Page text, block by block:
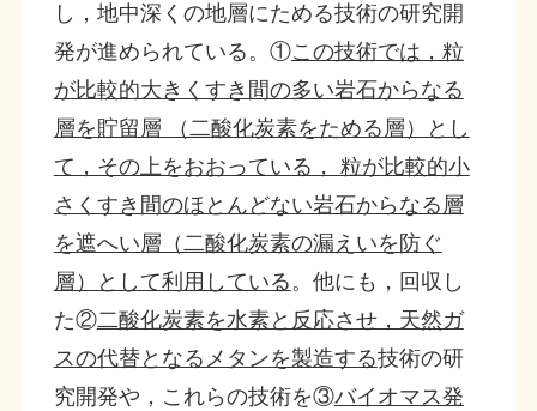
し，地中深くの地層にためる技術の研究開
発が進められている。①この技術では，粒
が比較的大きくすき間の多い岩石からなる
層を貯留層 （二酸化炭素をためる層）とし
て，その上をおおっている， 粒が比較的小
さくすき間のほとんどない岩石からなる層
を遮へい層（二酸化炭素の漏えいを防ぐ
層）として利用している。他にも，回収し
た②二酸化炭素を水素と反応させ，天然ガ
スの代替となるメタンを製造する技術の研
究開発や，これらの技術を③バイオマス発